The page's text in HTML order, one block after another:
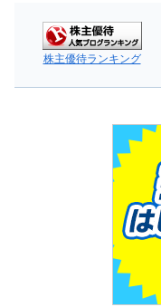
株主優待ランキング